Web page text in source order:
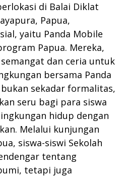
di Balai Diklat
Papua,
yaitu Panda Mobile
Papua. Mereka,
dan ceria untuk
bersama Panda
sekadar formalitas,
seru bagi para siswa
hidup dengan
Melalui kunjungan
siswa-siswi Sekolah
tentang
tetapi juga